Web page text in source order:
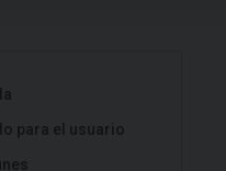
para el usuario